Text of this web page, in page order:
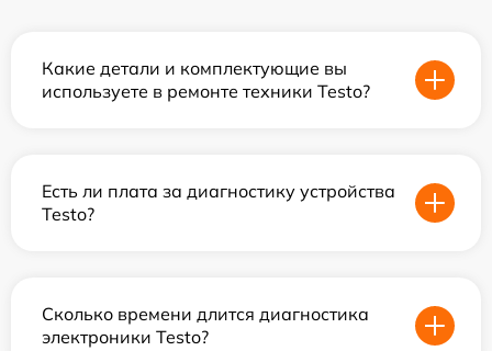
Какие детали и комплектующие вы
используете в ремонте техники Testo?
Есть ли плата за диагностику устройства
Testo?
Сколько времени длится диагностика
электроники Testo?